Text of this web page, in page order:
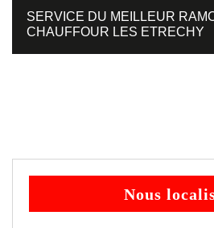
SERVICE DU MEILLEUR
CHAUFFOUR LES ETRECHY
Nous